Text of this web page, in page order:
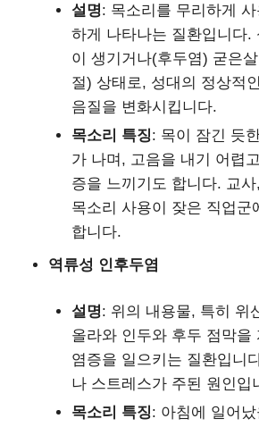
설명: 목소리를 무리하게
하게 나타나는 질환입니다.
이 생기거나(후두염) 굳은
절) 상태로, 성대의 정상적
음질을 변화시킵니다.
목소리 특징: 목이 잠긴 듯
가 나며, 고음을 내기 어렵
증을 느끼기도 합니다. 교
목소리 사용이 잦은 직업군
합니다.
역류성 인후두염
설명: 위의 내용물, 특히 위
올라와 인두와 후두 점막을
염증을 일으키는 질환입니
나 스트레스가 주된 원인입
목소리 특징: 아침에 일어